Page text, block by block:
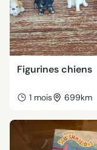
Figurines chiens
1 mois 699km